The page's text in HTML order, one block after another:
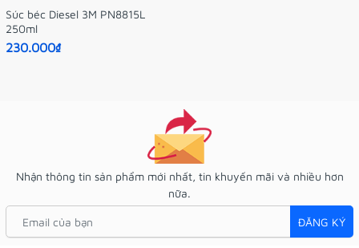
Súc béc Diesel 3M PN8815L
250ml
230.000₫
Nhận thông tin sản phẩm mới nhất, tin khuyến mãi và nhiều hơn
nữa.
ĐĂNG KÝ